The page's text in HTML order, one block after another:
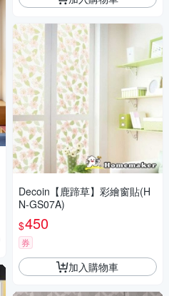
Decoin【鹿蹄草】彩繪窗貼(H
N-GS07A)
$450
券
加入購物車